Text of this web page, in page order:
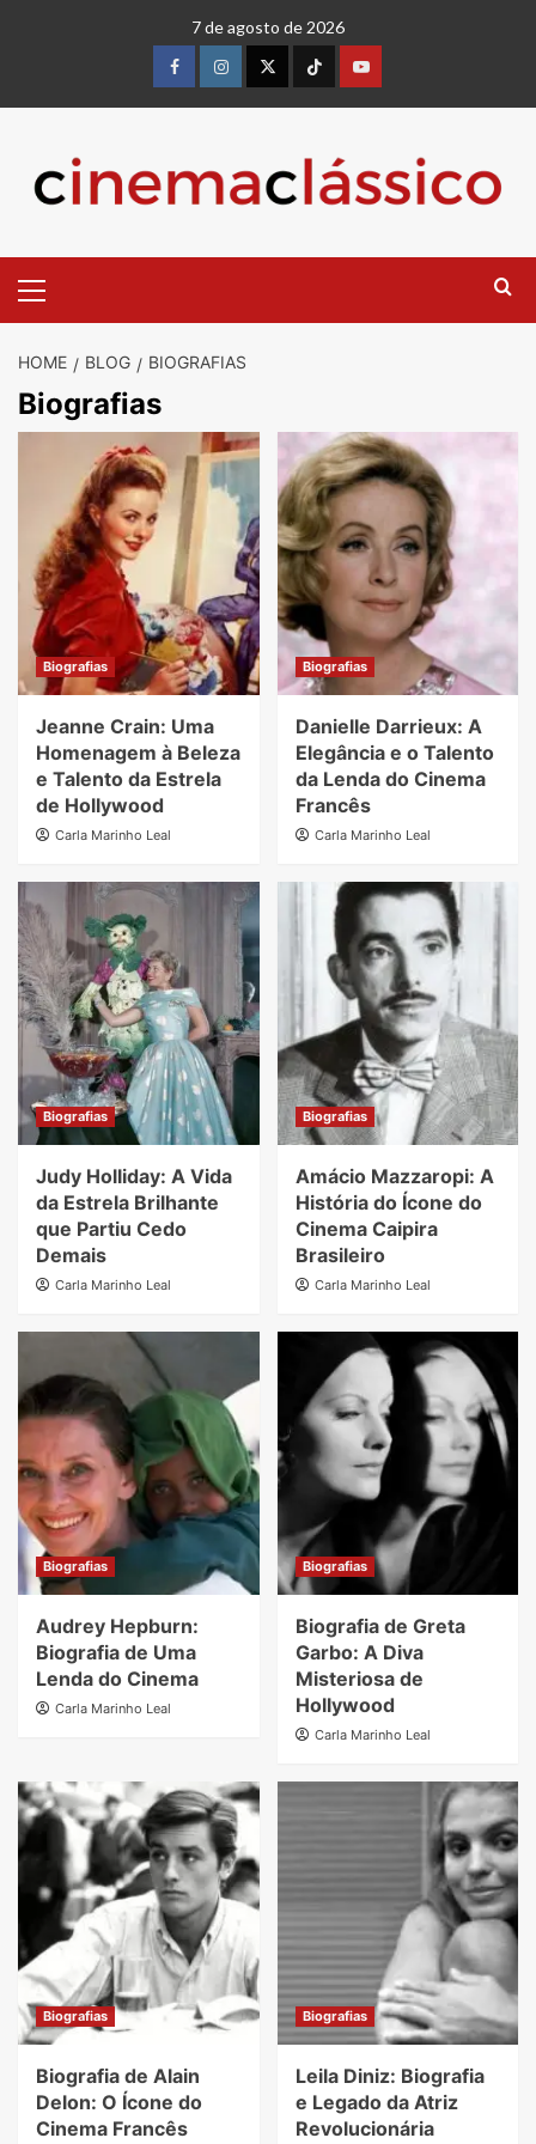
7 de agosto de 2026
FacebookinstagramtwitterTiktokyoutube
Menu
HOME BLOG BIOGRAFIAS
Biografias
Biografias
Jeanne Crain: Uma
Homenagem à Beleza
e Talento da Estrela
de Hollywood
Carla Marinho Leal
Biografias
Danielle Darrieux: A
Elegância e o Talento
da Lenda do Cinema
Francês
Carla Marinho Leal
Biografias
Judy Holliday: A Vida
da Estrela Brilhante
que Partiu Cedo
Demais
Carla Marinho Leal
Biografias
Amácio Mazzaropi: A
História do Ícone do
Cinema Caipira
Brasileiro
Carla Marinho Leal
Biografias
Audrey Hepburn:
Biografia de Uma
Lenda do Cinema
Carla Marinho Leal
Biografias
Biografia de Greta
Garbo: A Diva
Misteriosa de
Hollywood
Carla Marinho Leal
Biografias
Biografia de Alain
Delon: O Ícone do
Cinema Francês
Biografias
Leila Diniz: Biografia
e Legado da Atriz
Revolucionária